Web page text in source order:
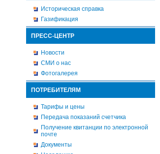
Историческая справка
Газификация
ПРЕСС-ЦЕНТР
Новости
СМИ о нас
Фотогалерея
ПОТРЕБИТЕЛЯМ
Тарифы и цены
Передача показаний счетчика
Получение квитанции по электронной
почте
Документы